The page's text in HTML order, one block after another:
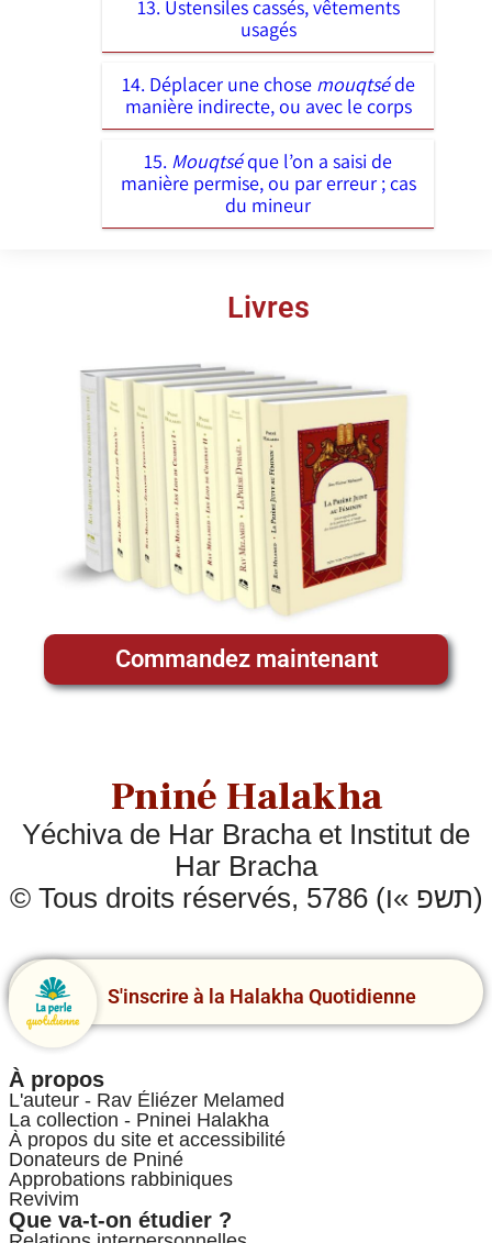
13. Ustensiles cassés, vêtements
usagés
14. Déplacer une chose mouqtséde
manière indirecte, ou avec le corps
15. Mouqtséque l’on a saisi de
manière permise, ou par erreur ; cas
du mineur
Livres
Commandez maintenant
Pniné Halakha
Yéchiva de Har Bracha et Institut de
Har Bracha
© Tous droits réservés, 5786 (תשפ »ו)
S'inscrire à la Halakha Quotidienne
À propos
L'auteur - Rav Éliézer Melamed
La collection - Pninei Halakha
À propos du site et accessibilité
Donateurs de Pniné
Approbations rabbiniques
Revivim
Que va-t-on étudier ?